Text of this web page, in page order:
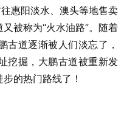
惠阳淡水、澳头等地售卖
被称为“火水油路”。随着
古道逐渐被人们淡忘了，
挖掘，大鹏古道被重新发
的热门路线了！